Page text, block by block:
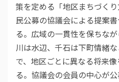
策を定める「地区まちづく
民公募の協議会による提案
る。広域の一貫性を保ちな
川は水辺、千石は下町情緒
で、地区ごとに異なる将来
る。協議会の会員の中心が